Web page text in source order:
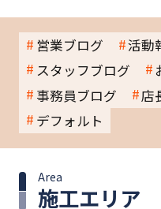
営業ブログ
活動
スタッフブログ
事務員ブログ
店
デフォルト
施工エリア
Area